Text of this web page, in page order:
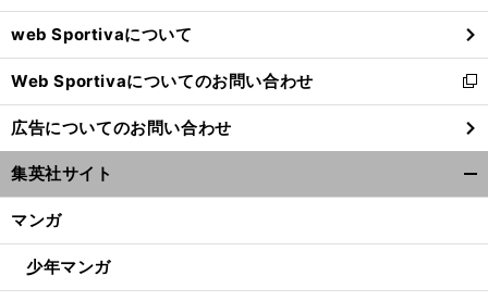
ウ
で
開
く
web Sportivaについて
Web Sportivaについてのお問い合わせ
新
し
い
ウ
ィ
ン
ウ
開
広告についてのお問い合わせ
集英社サイト
マンガ
少年マンガ